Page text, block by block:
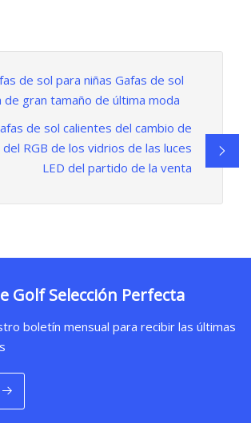
de sol para niñas Gafas de sol
gran tamaño de última moda
de sol calientes del cambio de
RGB de los vidrios de las luces
LED del partido de la venta
Golf Selección Perfecta
boletín mensual para recibir las últimas